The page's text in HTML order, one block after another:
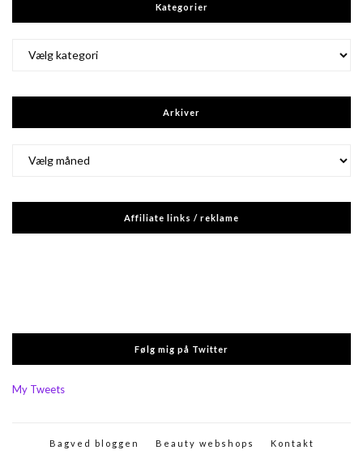
Kategorier
Arkiver
Affiliate links / reklame
Følg mig på Twitter
My Tweets
Bagved bloggen Beauty webshops Kontakt